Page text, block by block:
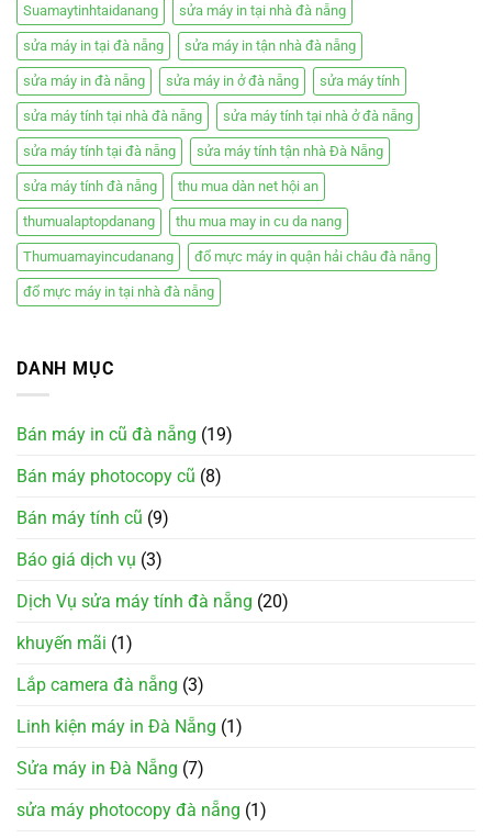
Suamaytinhtaidanang sửa máy in tại nhà đà nẵng
sửa máy in tại đà nẵng sửa máy in tận nhà đà nẵng
sửa máy in đà nẵng sửa máy in ở đà nẵng sửa máy tính
sửa máy tính tại nhà đà nẵng sửa máy tính tại nhà ở đà nẵng
sửa máy tính tại đà nẵng sửa máy tính tận nhà Đà Nẵng
sửa máy tính đà nẵng thu mua dàn net hội an
thumualaptopdanang thu mua may in cu da nang
Thumuamayincudanang đổ mực máy in quận hải châu đà nẵng
đổ mực máy in tại nhà đà nẵng
DANH MỤC
Bán máy in cũ đà nẵng (19)
Bán máy photocopy cũ (8)
Bán máy tính cũ (9)
Báo giá dịch vụ (3)
Dịch Vụ sửa máy tính đà nẵng (20)
khuyến mãi (1)
Lắp camera đà nẵng (3)
Linh kiện máy in Đà Nẵng (1)
Sửa máy in Đà Nẵng (7)
sửa máy photocopy đà nẵng (1)